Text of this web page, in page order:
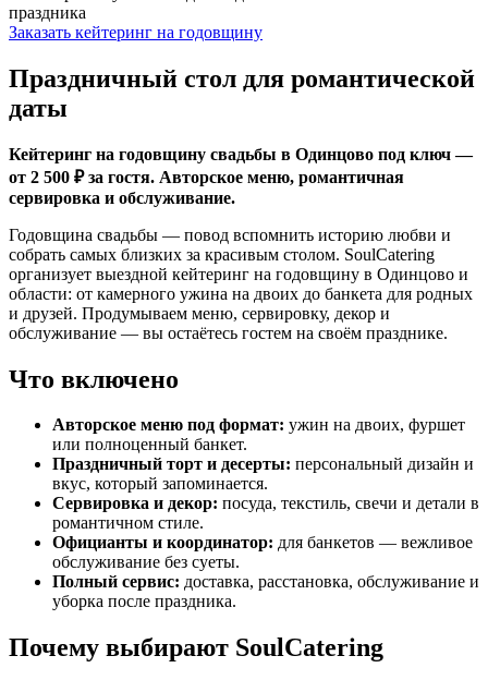
праздника
Заказать кейтеринг на годовщину
Праздничный стол для романтической
даты
Кейтеринг на годовщину свадьбы в Одинцово под ключ —
от 2 500 ₽ за гостя. Авторское меню, романтичная
сервировка и обслуживание.
Годовщина свадьбы — повод вспомнить историю любви и
собрать самых близких за красивым столом. SoulCatering
организует выездной кейтеринг на годовщину в Одинцово и
области: от камерного ужина на двоих до банкета для родных
и друзей. Продумываем меню, сервировку, декор и
обслуживание — вы остаётесь гостем на своём празднике.
Что включено
Авторское меню под формат: ужин на двоих, фуршет
или полноценный банкет.
Праздничный торт и десерты: персональный дизайн и
вкус, который запоминается.
Сервировка и декор: посуда, текстиль, свечи и детали в
романтичном стиле.
Официанты и координатор: для банкетов — вежливое
обслуживание без суеты.
Полный сервис: доставка, расстановка, обслуживание и
уборка после праздника.
Почему выбирают SoulCatering